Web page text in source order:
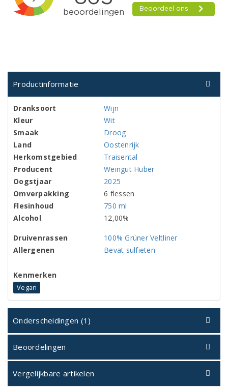
Productinformatie
Dranksoort
Wijn
Kleur
Wit
Smaak
Droog
Land
Oostenrijk
Herkomstgebied
Traisental
Producent
Weingut Huber
Oogstjaar
2025
Omverpakking
6 flessen
Flesinhoud
750 ml
Alcohol
12,00%
Druivenrassen
100% Grüner Veltliner
Allergenen
Bevat sulfieten
Kenmerken
Vegan
Onderscheidingen (1)
Beoordelingen
Vergelijkbare artikelen